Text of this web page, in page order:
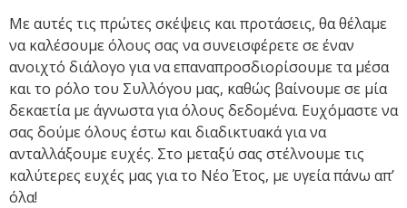
Με αυτές τις πρώτες σκέψεις και προτάσεις, θα θέλαμε
να καλέσουμε όλους σας να συνεισφέρετε σε έναν
ανοιχτό διάλογο για να επαναπροσδιορίσουμε τα μέσα
και το ρόλο του Συλλόγου μας, καθώς βαίνουμε σε μία
δεκαετία με άγνωστα για όλους δεδομένα. Ευχόμαστε να
σας δούμε όλους έστω και διαδικτυακά για να
ανταλλάξουμε ευχές. Στο μεταξύ σας στέλνουμε τις
καλύτερες ευχές μας για το Νέο Έτος, με υγεία πάνω απ’
όλα!